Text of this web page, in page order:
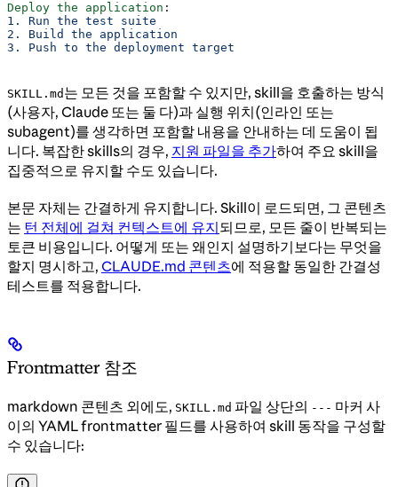
Deploy the application :
1. Run the test suite
2. Build the application
3. Push to the deployment target
SKILL.md 는 모든 것을 포함할 수 있지만, skill을 호출하는 방식
(사용자, Claude 또는 둘 다)과 실행 위치(인라인 또는
subagent)를 생각하면 포함할 내용을 안내하는 데 도움이 됩
니다. 복잡한 skills의 경우, 지원 파일을 추가하여 주요 skill을
집중적으로 유지할 수도 있습니다.
본문 자체는 간결하게 유지합니다. Skill이 로드되면, 그 콘텐츠
는 턴 전체에 걸쳐 컨텍스트에 유지되므로, 모든 줄이 반복되는
토큰 비용입니다. 어떻게 또는 왜인지 설명하기보다는 무엇을
할지 명시하고, CLAUDE.md 콘텐츠에 적용할 동일한 간결성
테스트를 적용합니다.
Frontmatter 참조
markdown 콘텐츠 외에도, SKILL.md 파일 상단의 --- 마커 사
이의 YAML frontmatter 필드를 사용하여 skill 동작을 구성할
수 있습니다: